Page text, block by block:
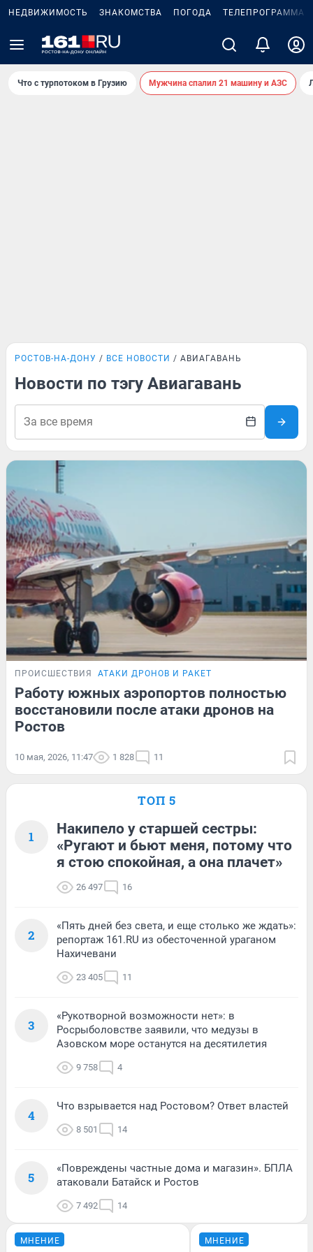
НЕДВИЖИМОСТЬ ЗНАКОМСТВА ПОГОДА ТЕЛЕПРОГРАММА
Что с турпотоком в Грузию Мужчина спалил 21 машину и АЗС
РОСТОВ-НА-ДОНУ ВСЕ НОВОСТИ АВИАГАВАНЬ
Новости по тэгу Авиагавань
ПРОИСШЕСТВИЯ АТАКИ ДРОНОВ И РАКЕТ
Работу южных аэропортов полностью
восстановили после атаки дронов на
Ростов
10 мая, 2026, 11:47 1 828 11
ТОП 5
1
Накипело у старшей сестры:
«Ругают и бьют меня, потому что
я стою спокойная, а она плачет»
26 497 16
2
«Пять дней без света, и еще столько же ждать»:
репортаж 161.RU из обесточенной ураганом
Нахичевани
23 405 11
3
«Рукотворной возможности нет»: в
Росрыболовстве заявили, что медузы в
Азовском море останутся на десятилетия
9 758 4
4
Что взрывается над Ростовом? Ответ властей
8 501 14
5
«Повреждены частные дома и магазин». БПЛА
атаковали Батайск и Ростов
7 492 14
МНЕНИЕ МНЕНИЕ